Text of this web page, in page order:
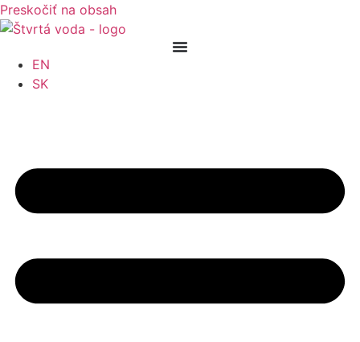
Preskočiť na obsah
EN
SK